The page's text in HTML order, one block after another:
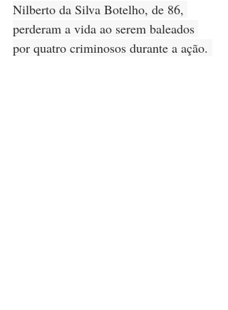
Nilberto da Silva Botelho, de 86,
perderam a vida ao serem baleados
por quatro criminosos durante a ação.